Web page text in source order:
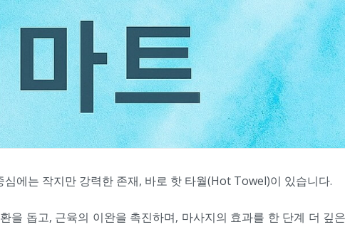
에는 작지만 강력한 존재, 바로 핫 타월(Hot Towel)이 있습니다.
돕고, 근육의 이완을 촉진하며, 마사지의 효과를 한 단계 더 깊